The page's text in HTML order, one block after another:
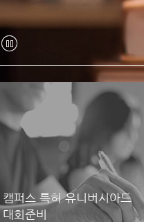
캠퍼스 특허 유니버시아드
대회준비